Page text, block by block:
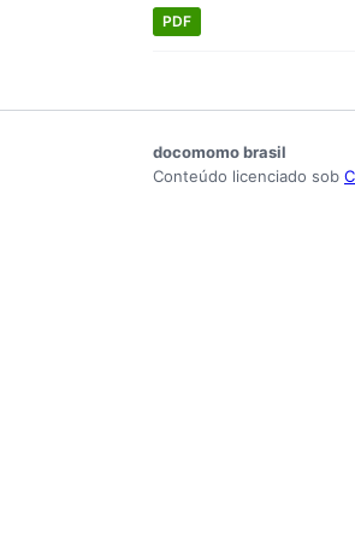
PDF
docomomo brasil
Conteúdo licenciado sob